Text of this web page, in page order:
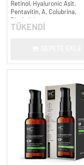
Retinol, Hyaluronic Asit,
Pentavitin, A. Colubrina,
TÜKENDİ